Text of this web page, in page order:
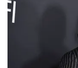
Everybody Wanted